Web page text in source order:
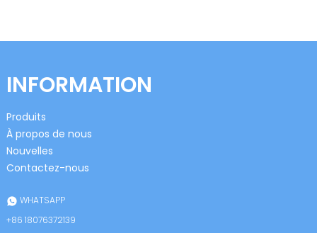
INFORMATION
Produits
À propos de nous
Nouvelles
Contactez-nous
WHATSAPP
+86 18076372139